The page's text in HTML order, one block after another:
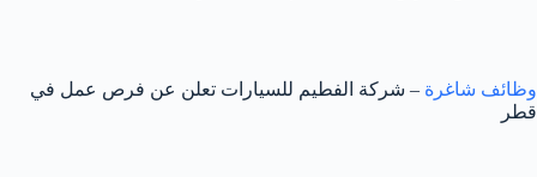
وظائف شاغرة – شركة الفطيم للسيارات تعلن عن فرص عمل في
قطر